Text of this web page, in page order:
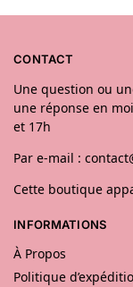
CONTACT
Une question ou
une réponse en
et 17h
Par e-mail :
Cette boutique
INFORMATIONS
À Propos
Politique